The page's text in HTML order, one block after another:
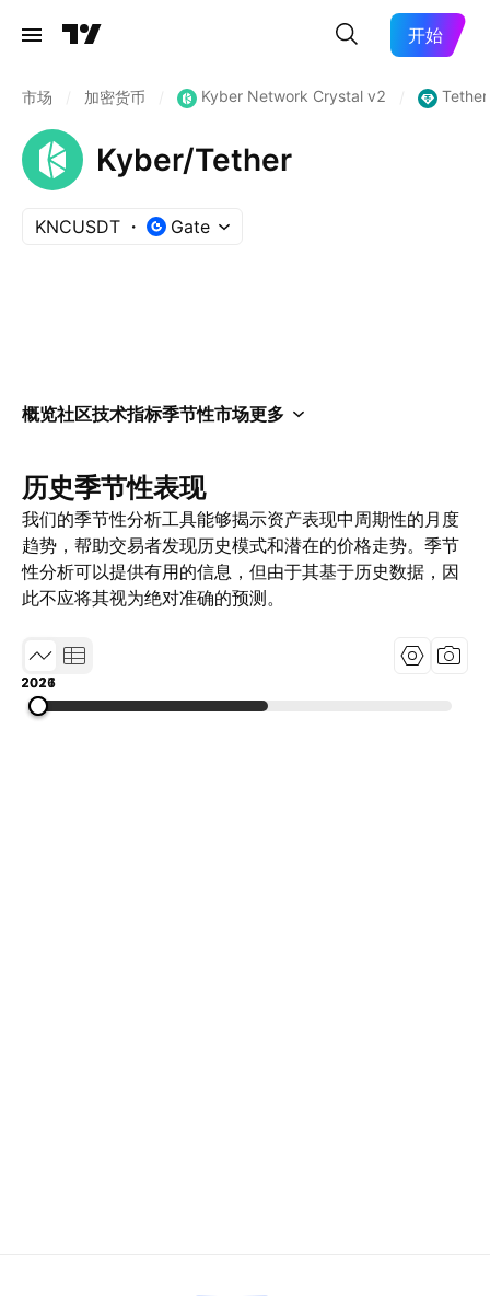
开始
市场 加密货币 Kyber Network Crystal v2
Kyber/Tether
KNCUSDT Gate
概览社区技术指标季节性市场更多
历史季节性表现
我们的季节性分析工具能够揭示资产表现中周期性的月度
趋势，帮助交易者发现历史模式和潜在的价格走势。季节
性分析可以提供有用的信息，但由于其基于历史数据，因
此不应将其视为绝对准确的预测。
2017
2021
2026